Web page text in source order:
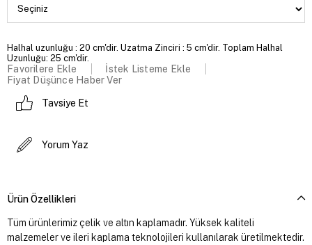
Halhal uzunluğu : 20 cm'dir. Uzatma Zinciri : 5 cm'dir. Toplam Halhal
Uzunluğu: 25 cm'dir.
Favorilere Ekle
İstek Listeme Ekle
Fiyat Düşünce Haber Ver
Tavsiye Et
Yorum Yaz
Ürün Özellikleri
Tüm ürünlerimiz çelik ve altın kaplamadır. Yüksek kaliteli
malzemeler ve ileri kaplama teknolojileri kullanılarak üretilmektedir.